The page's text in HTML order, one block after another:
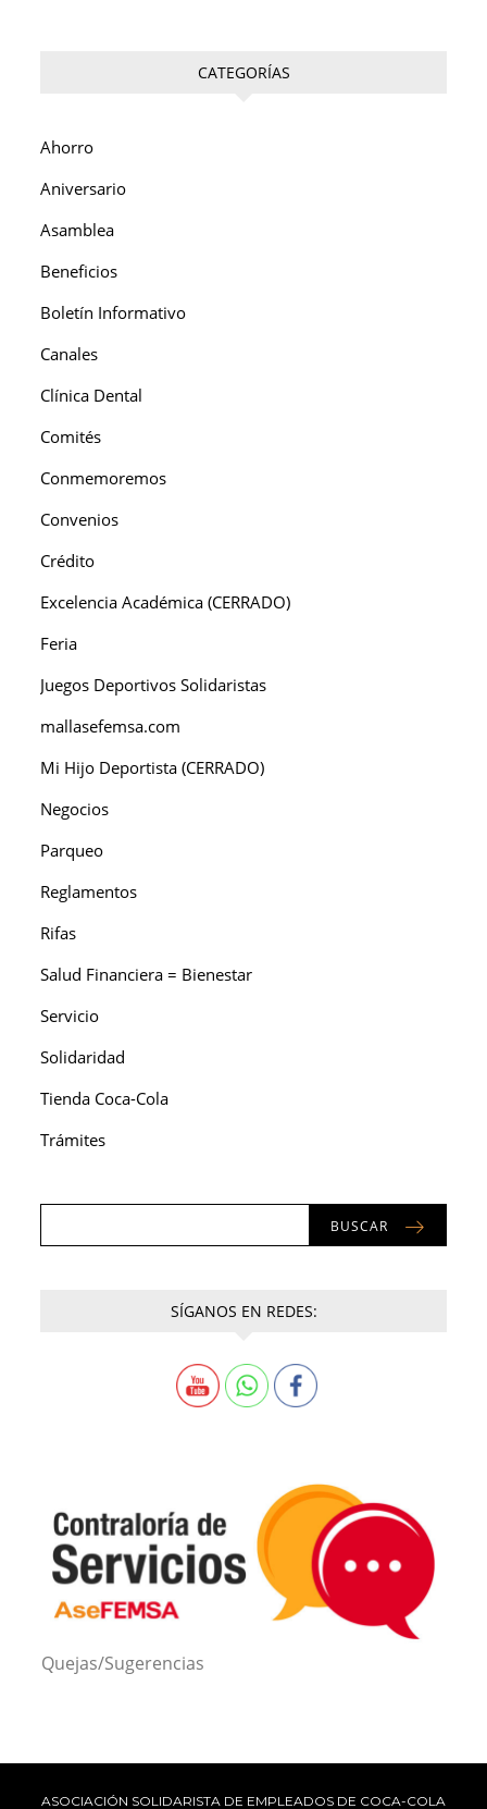
CATEGORÍAS
Ahorro
Aniversario
Asamblea
Beneficios
Boletín Informativo
Canales
Clínica Dental
Comités
Conmemoremos
Convenios
Crédito
Excelencia Académica (CERRADO)
Feria
Juegos Deportivos Solidaristas
mallasefemsa.com
Mi Hijo Deportista (CERRADO)
Negocios
Parqueo
Reglamentos
Rifas
Salud Financiera = Bienestar
Servicio
Solidaridad
Tienda Coca-Cola
Trámites
BUSCAR
SÍGANOS EN REDES:
Quejas/Sugerencias
ASOCIACIÓN SOLIDARISTA DE EMPLEADOS DE COCA-COLA